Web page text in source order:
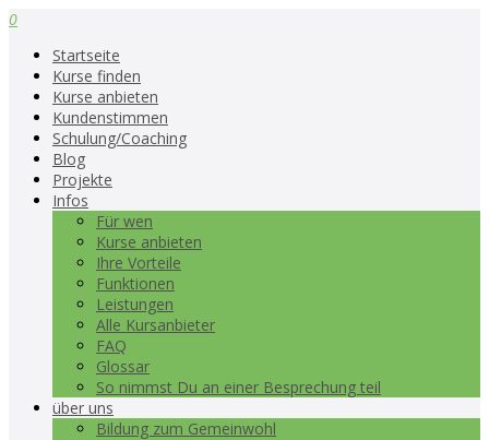
0
Startseite
Kurse finden
Kurse anbieten
Kundenstimmen
Schulung/Coaching
Blog
Projekte
Infos
Für wen
Kurse anbieten
Ihre Vorteile
Funktionen
Leistungen
Alle Kursanbieter
FAQ
Glossar
So nimmst Du an einer Besprechung teil
über uns
Bildung zum Gemeinwohl